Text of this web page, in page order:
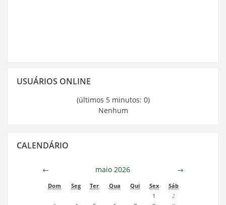
Usuários
USUÁRIOS ONLINE
(últimos 5 minutos: 0)
Nenhum
Calendário
CALENDÁRIO
← maio 2026 →
Dom Seg Ter Qua Qui Sex
Sáb
1
2